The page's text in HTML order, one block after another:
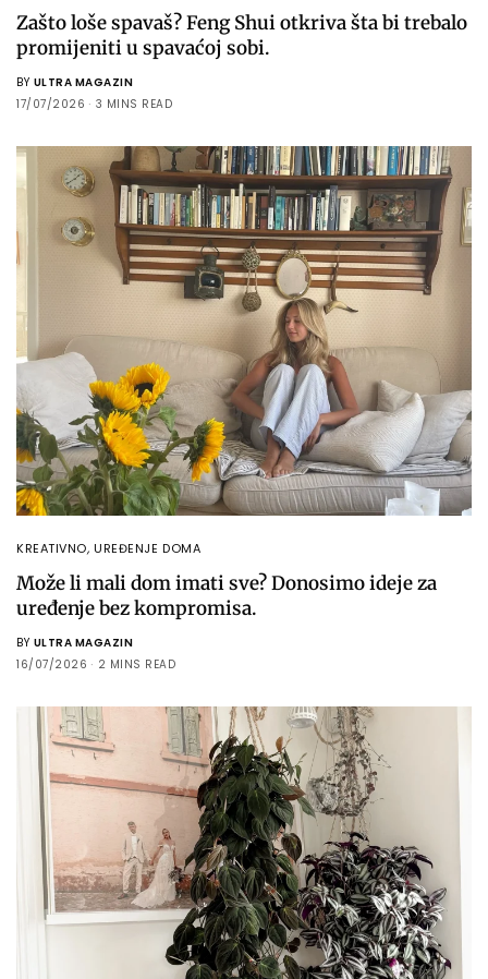
Zašto loše spavaš? Feng Shui otkriva šta bi trebalo
promijeniti u spavaćoj sobi.
BY ULTRA MAGAZIN
17/07/2026
3 MINS READ
KREATIVNO,UREĐENJE DOMA
Može li mali dom imati sve? Donosimo ideje za
uređenje bez kompromisa.
BY ULTRA MAGAZIN
16/07/2026
2 MINS READ